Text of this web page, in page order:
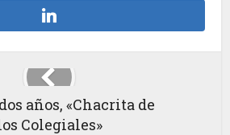
años, «Chacrita de
Colegiales»